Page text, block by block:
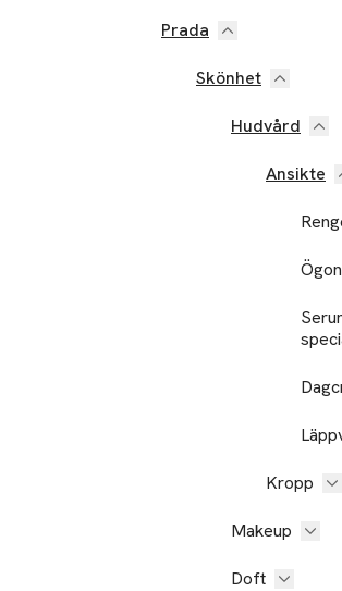
Hoppa till produktsidan
Prada
Skönhet
Hudvård
Ansikte
Kropp
Makeup
Doft